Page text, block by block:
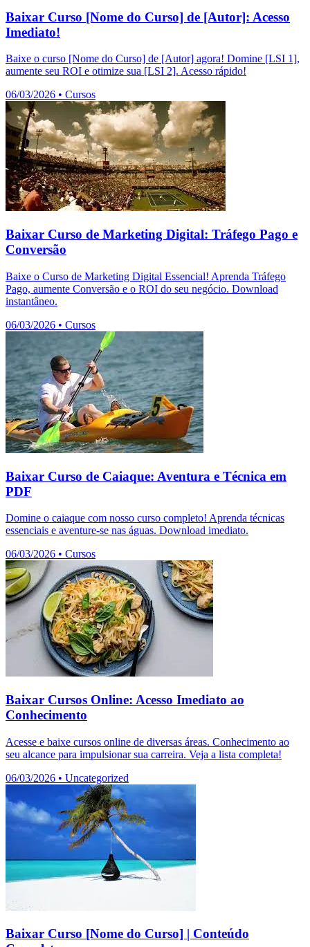
Baixar Curso [Nome do Curso] de [Autor]: Acesso
Imediato!
Baixe o curso [Nome do Curso] de [Autor] agora! Domine [LSI 1],
aumente seu ROI e otimize sua [LSI 2]. Acesso rápido!
06/03/2026 • Cursos
Baixar Curso de Marketing Digital: Tráfego Pago e
Conversão
Baixe o Curso de Marketing Digital Essencial! Aprenda Tráfego
Pago, aumente Conversão e o ROI do seu negócio. Download
instantâneo.
06/03/2026 • Cursos
Baixar Curso de Caiaque: Aventura e Técnica em
PDF
Domine o caiaque com nosso curso completo! Aprenda técnicas
essenciais e aventure-se nas águas. Download imediato.
06/03/2026 • Cursos
Baixar Cursos Online: Acesso Imediato ao
Conhecimento
Acesse e baixe cursos online de diversas áreas. Conhecimento ao
seu alcance para impulsionar sua carreira. Veja a lista completa!
06/03/2026 • Uncategorized
Baixar Curso [Nome do Curso] | Conteúdo